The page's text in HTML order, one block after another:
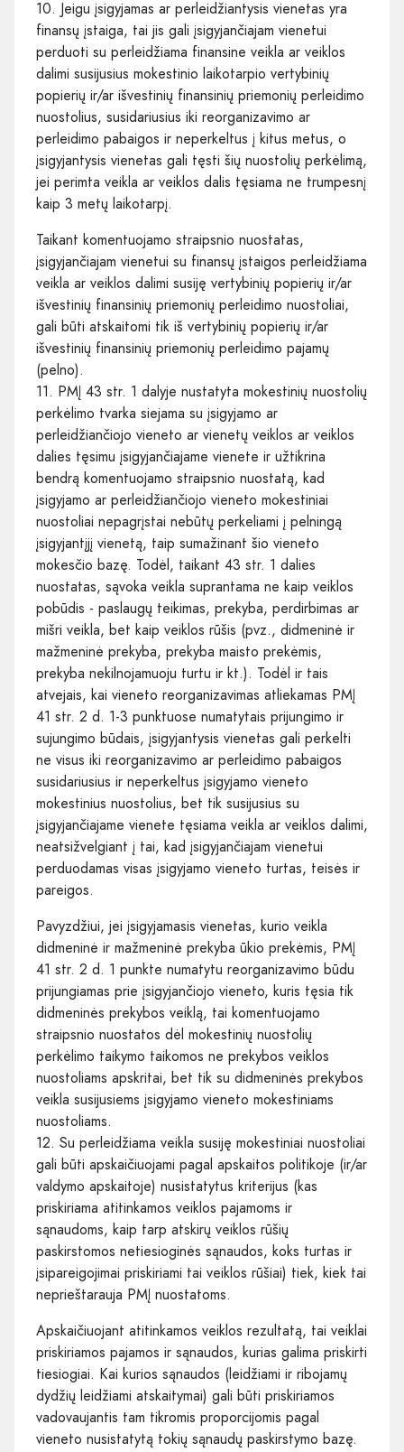
10. Jeigu įsigyjamas ar perleidžiantysis vienetas yra
finansų įstaiga, tai jis gali įsigyjančiajam vienetui
perduoti su perleidžiama finansine veikla ar veiklos
dalimi susijusius mokestinio laikotarpio vertybinių
popierių ir/ar išvestinių finansinių priemonių perleidimo
nuostolius, susidariusius iki reorganizavimo ar
perleidimo pabaigos ir neperkeltus į kitus metus, o
įsigyjantysis vienetas gali tęsti šių nuostolių perkėlimą,
jei perimta veikla ar veiklos dalis tęsiama ne trumpesnį
kaip 3 metų laikotarpį.
Taikant komentuojamo straipsnio nuostatas,
įsigyjančiajam vienetui su finansų įstaigos perleidžiama
veikla ar veiklos dalimi susiję vertybinių popierių ir/ar
išvestinių finansinių priemonių perleidimo nuostoliai,
gali būti atskaitomi tik iš vertybinių popierių ir/ar
išvestinių finansinių priemonių perleidimo pajamų
(pelno).
11. PMĮ 43 str. 1 dalyje nustatyta mokestinių nuostolių
perkėlimo tvarka siejama su įsigyjamo ar
perleidžiančiojo vieneto ar vienetų veiklos ar veiklos
dalies tęsimu įsigyjančiajame vienete ir užtikrina
bendrą komentuojamo straipsnio nuostatą, kad
įsigyjamo ar perleidžiančiojo vieneto mokestiniai
nuostoliai nepagrįstai nebūtų perkeliami į pelningą
įsigyjantįjį vienetą, taip sumažinant šio vieneto
mokesčio bazę. Todėl, taikant 43 str. 1 dalies
nuostatas, sąvoka veikla suprantama ne kaip veiklos
pobūdis - paslaugų teikimas, prekyba, perdirbimas ar
mišri veikla, bet kaip veiklos rūšis (pvz., didmeninė ir
mažmeninė prekyba, prekyba maisto prekėmis,
prekyba nekilnojamuoju turtu ir kt.). Todėl ir tais
atvejais, kai vieneto reorganizavimas atliekamas PMĮ
41 str. 2 d. 1-3 punktuose numatytais prijungimo ir
sujungimo būdais, įsigyjantysis vienetas gali perkelti
ne visus iki reorganizavimo ar perleidimo pabaigos
susidariusius ir neperkeltus įsigyjamo vieneto
mokestinius nuostolius, bet tik susijusius su
įsigyjančiajame vienete tęsiama veikla ar veiklos dalimi,
neatsižvelgiant į tai, kad įsigyjančiajam vienetui
perduodamas visas įsigyjamo vieneto turtas, teisės ir
pareigos.
Pavyzdžiui, jei įsigyjamasis vienetas, kurio veikla
didmeninė ir mažmeninė prekyba ūkio prekėmis, PMĮ
41 str. 2 d. 1 punkte numatytu reorganizavimo būdu
prijungiamas prie įsigyjančiojo vieneto, kuris tęsia tik
didmeninės prekybos veiklą, tai komentuojamo
straipsnio nuostatos dėl mokestinių nuostolių
perkėlimo taikymo taikomos ne prekybos veiklos
nuostoliams apskritai, bet tik su didmeninės prekybos
veikla susijusiems įsigyjamo vieneto mokestiniams
nuostoliams.
12. Su perleidžiama veikla susiję mokestiniai nuostoliai
gali būti apskaičiuojami pagal apskaitos politikoje (ir/ar
valdymo apskaitoje) nusistatytus kriterijus (kas
priskiriama atitinkamos veiklos pajamoms ir
sąnaudoms, kaip tarp atskirų veiklos rūšių
paskirstomos netiesioginės sąnaudos, koks turtas ir
įsipareigojimai priskiriami tai veiklos rūšiai) tiek, kiek tai
neprieštarauja PMĮ nuostatoms.
Apskaičiuojant atitinkamos veiklos rezultatą, tai veiklai
priskiriamos pajamos ir sąnaudos, kurias galima priskirti
tiesiogiai. Kai kurios sąnaudos (leidžiami ir ribojamų
dydžių leidžiami atskaitymai) gali būti priskiriamos
vadovaujantis tam tikromis proporcijomis pagal
vieneto nusistatytą tokių sąnaudų paskirstymo bazę.